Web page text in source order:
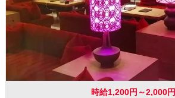
時給1,200円～2,000円